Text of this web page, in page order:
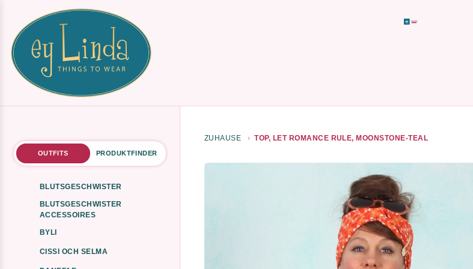
OUTFITS PRODUKTFINDER
BLUTSGESCHWISTER
BLUTSGESCHWISTER
ACCESSOIRES
BYLI
CISSI OCH SELMA
ZUHAUSE TOP, LET ROMANCE RULE, MOONSTONE-TEAL